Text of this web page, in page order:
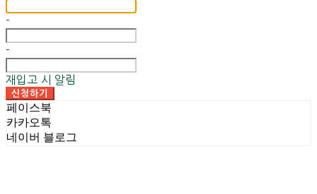
-
-
재입고 시 알림
신청하기
페이스북
카카오톡
네이버 블로그